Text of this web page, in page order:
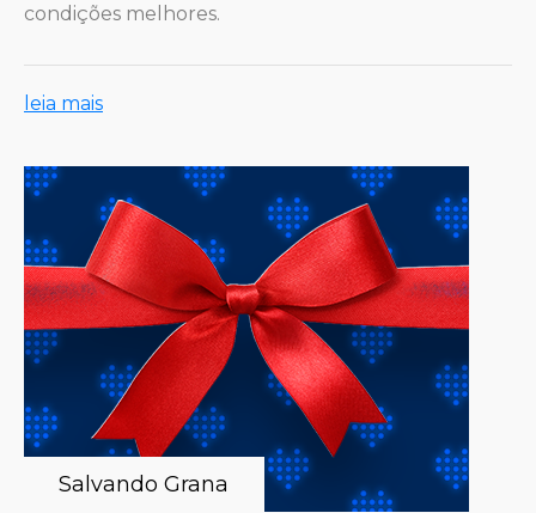
condições melhores.
leia mais
Salvando Grana